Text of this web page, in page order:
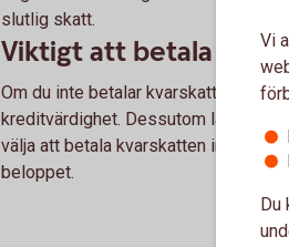
slutlig skatt.
Viktigt att betala
Om du inte betalar kvarskatten kan
kreditvärdighet. Dessutom lägger
välja att betala kvarskatten innan
beloppet.
Vi
Du